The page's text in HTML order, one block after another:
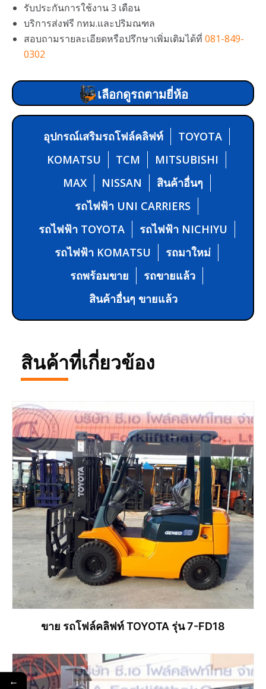
รับประกันการใช้งาน 3 เดือน
บริการส่งฟรี กทม.และปริมณฑล
สอบถามรายละเอียดหรือปรึกษาเพิ่มเติมได้ที่ 081-849-
0302
เลือกดูรถตามยี่ห้อ
อุปกรณ์เสริมรถโฟล์คลิฟท์
TOYOTA
KOMATSU
TCM
MITSUBISHI
MAX
NISSAN
สินค้าอื่นๆ
รถไฟฟ้า UNI CARRIERS
รถไฟฟ้า TOYOTA
รถไฟฟ้า NICHIYU
รถไฟฟ้า KOMATSU
รถมาใหม่
รถพร้อมขาย
รถขายแล้ว
สินค้าอื่นๆ ขายแล้ว
สินค้าที่เกี่ยวข้อง
ขาย รถโฟล์คลิฟท์ TOYOTA รุ่น 7-FD18
อ่านเพิ่ม
←